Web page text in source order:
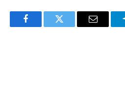
FacebookTwitter Email